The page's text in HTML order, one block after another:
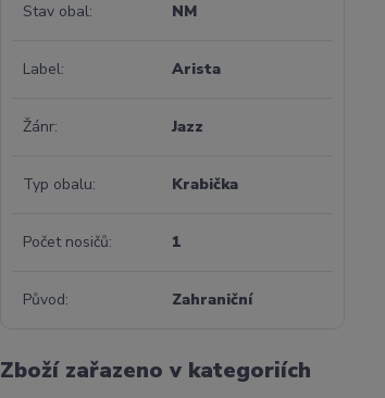
Stav obal NM
Label Arista
Žánr Jazz
Typ obalu Krabička
Počet nosičů 1
Původ Zahraniční
Zboží zařazeno v kategoriích